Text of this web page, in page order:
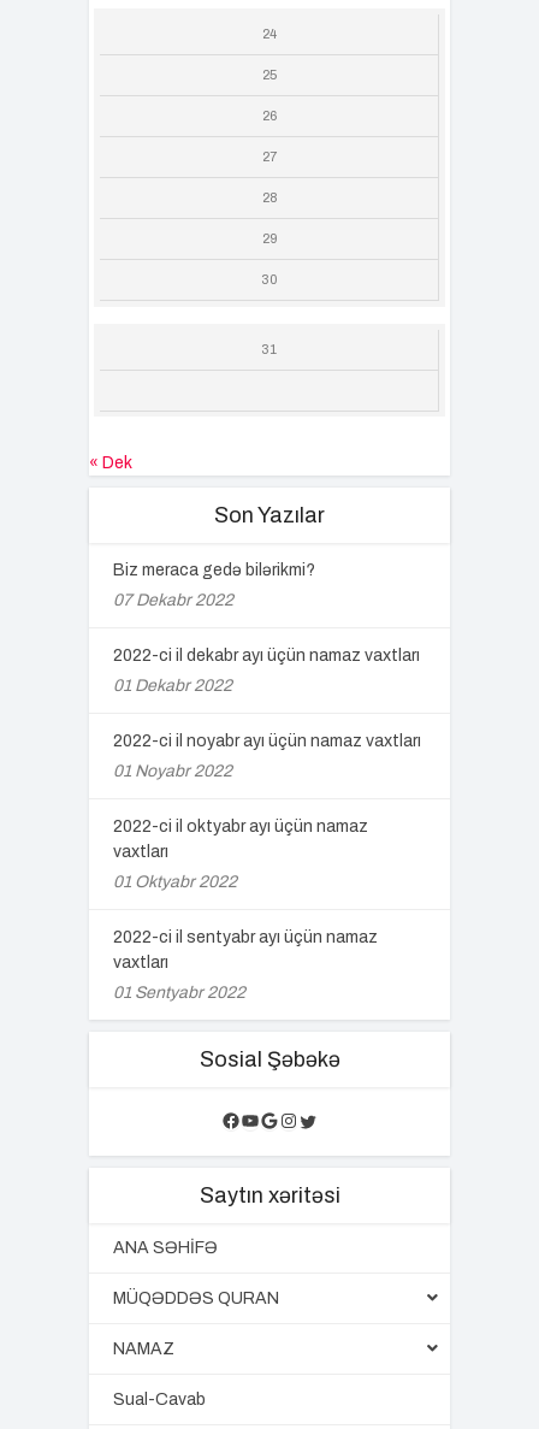
24
25
26
27
28
29
30
31
« Dek
Son Yazılar
Biz meraca gedə bilərikmi?
07 Dekabr 2022
2022-ci il dekabr ayı üçün namaz vaxtları
01 Dekabr 2022
2022-ci il noyabr ayı üçün namaz vaxtları
01 Noyabr 2022
2022-ci il oktyabr ayı üçün namaz
vaxtları
01 Oktyabr 2022
2022-ci il sentyabr ayı üçün namaz
vaxtları
01 Sentyabr 2022
Sosial Şəbəkə
Facebook
YouTube
Google
Instagram
Twitter
Saytın xəritəsi
ANA SƏHİFƏ
MÜQƏDDƏS QURAN
NAMAZ
Sual-Cavab